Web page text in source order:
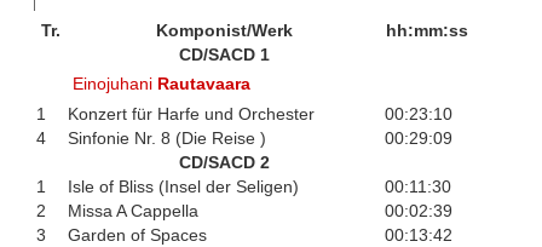
Tr. Komponist/Werk
hh:mm:ss
CD/SACD 1
Einojuhani Rautavaara
1
Konzert für Harfe und Orchester
00:23:10
4
Sinfonie Nr. 8 (Die Reise )
00:29:09
CD/SACD 2
1
Isle of Bliss (Insel der Seligen)
00:11:30
2
Missa A Cappella
00:02:39
3
Garden of Spaces
00:13:42